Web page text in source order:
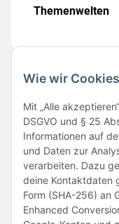
Wie wir
Mit „Alle
DSGVO und § 25
Informationen auf
und Daten zur
verarbeiten. Dazu
deine Kontaktdaten
Form (SHA-256) an
Enhanced
Themenwelten
Folge uns
Unsere Partner